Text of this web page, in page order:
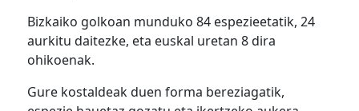
Bizkaiko golkoan munduko 84 espezieetatik, 24
aurkitu daitezke, eta euskal uretan 8 dira
ohikoenak.
Gure kostaldeak duen forma bereziagatik,